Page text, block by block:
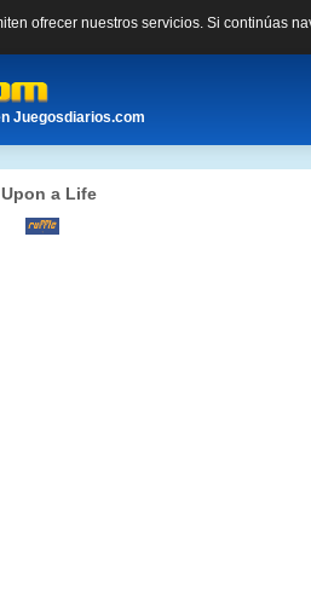
ofrecer nuestros servicios. Si continúas
Juegosdiarios.com
a Life